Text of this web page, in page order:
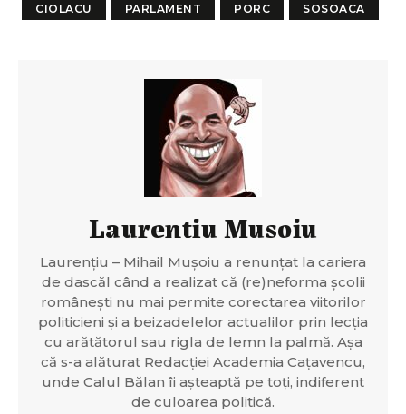
CIOLACU PARLAMENT PORC SOSOACA
Laurentiu Musoiu
Laurențiu – Mihail Mușoiu a renunțat la cariera
de dascăl când a realizat că (re)neforma școlii
românești nu mai permite corectarea viitorilor
politicieni și a beizadelelor actualilor prin lecția
cu arătătorul sau rigla de lemn la palmă. Așa
că s-a alăturat Redacției Academia Cațavencu,
unde Calul Bălan îi așteaptă pe toți, indiferent
de culoarea politică.